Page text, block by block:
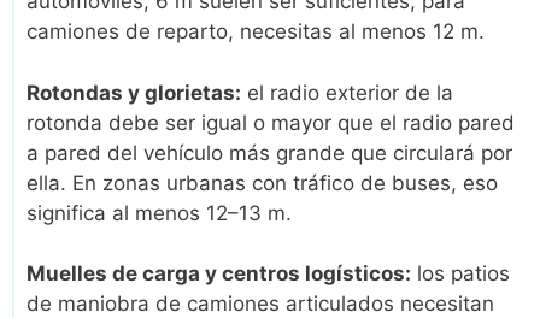
camiones de reparto, necesitas al menos 12 m.
Rotondas y glorietas: el radio exterior de la
rotonda debe ser igual o mayor que el radio pared
a pared del vehículo más grande que circulará por
ella. En zonas urbanas con tráfico de buses, eso
significa al menos 12–13 m.
Muelles de carga y centros logísticos: los patios
de maniobra de camiones articulados necesitan